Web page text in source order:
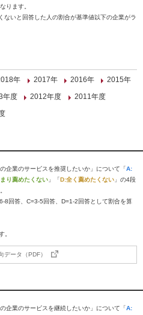
ります。
いと回答した人の割合が基準値以下の企業がラ
年 2017年 2016年
2015年
年度 2012年度
2011年度
企業のサービスを推奨したいか」について「A:
り薦めたくない 」「D:全く薦めたくない 」の4段
回答、C=3-5回答、D=1-2回答として割合を算
。
データ（PDF）
企業のサービスを継続したいか」について「A: